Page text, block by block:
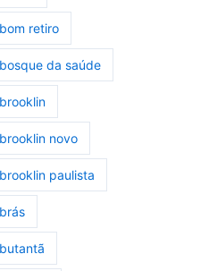
retiro
da saúde
novo
paulista